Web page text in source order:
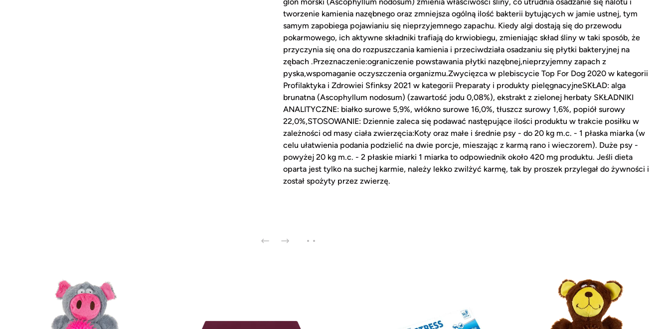
tworzenie kamienia nazębnego oraz zmniejsza ogólną ilość bakterii bytujących w jamie ustnej, tym
samym zapobiega pojawianiu się nieprzyjemnego zapachu. Kiedy algi dostają się do przewodu
pokarmowego, ich aktywne składniki trafiają do krwiobiegu, zmieniając skład śliny w taki sposób, że
przyczynia się ona do rozpuszczania kamienia i przeciwdziała osadzaniu się płytki bakteryjnej na
zębach .Przeznaczenie:ograniczenie powstawania płytki nazębnej,nieprzyjemny zapach z
pyska,wspomaganie oczyszczenia organizmu.Zwycięzca w plebiscycie Top For Dog 2020 w kategorii
Profilaktyka i Zdrowiei Sfinksy 2021 w kategorii Preparaty i produkty pielęgnacyjneSKŁAD: alga
brunatna (Ascophyllum nodosum) (zawartość jodu 0,08%), ekstrakt z zielonej herbaty SKŁADNIKI
ANALITYCZNE: białko surowe 5,9%, włókno surowe 16,0%, tłuszcz surowy 1,6%, popiół surowy
22,0%,STOSOWANIE: Dziennie zaleca się podawać następujące ilości produktu w trakcie posiłku w
zależności od masy ciała zwierzęcia:Koty oraz małe i średnie psy - do 20 kg m.c. - 1 płaska miarka (w
celu ułatwienia podania podzielić na dwie porcje, mieszając z karmą rano i wieczorem). Duże psy -
powyżej 20 kg m.c. - 2 płaskie miarki 1 miarka to odpowiednik około 420 mg produktu. Jeśli dieta
oparta jest tylko na suchej karmie, należy lekko zwilżyć karmę, tak by proszek przylegał do żywności i
został spożyty przez zwierzę.